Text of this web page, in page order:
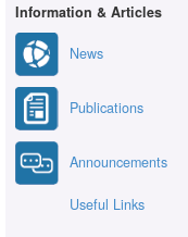
Information & Articles
News
Publications
Announcements
Useful Links